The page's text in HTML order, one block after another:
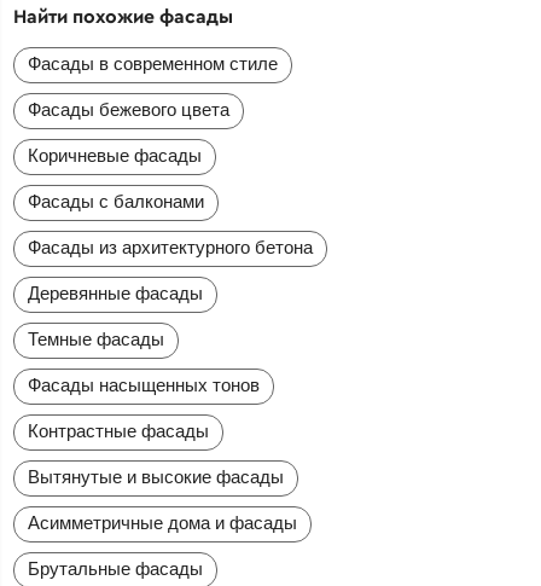
Найти похожие фасады
Фасады в современном стиле
Фасады бежевого цвета
Коричневые фасады
Фасады с балконами
Фасады из архитектурного бетона
Деревянные фасады
Темные фасады
Фасады насыщенных тонов
Контрастные фасады
Вытянутые и высокие фасады
Асимметричные дома и фасады
Брутальные фасады